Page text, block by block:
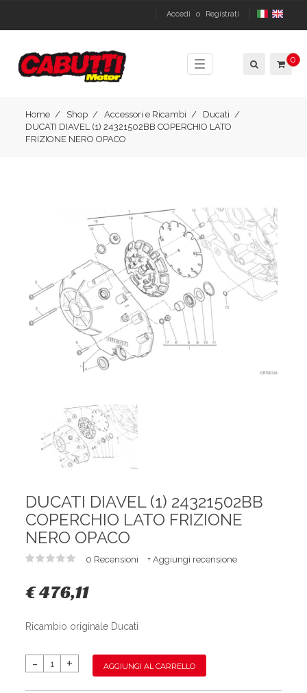
Accedi o Registrati
Toggle
navigation
0
Home Shop Accessori e Ricambi
Ducati
DUCATI DIAVEL (1) 24321502BB COPERCHIO LATO
FRIZIONE NERO OPACO
DUCATI DIAVEL (1) 24321502BB
COPERCHIO LATO FRIZIONE
NERO OPACO
0 Recensioni + Aggiungi recensione
€ 476,11
Ricambio originale Ducati
AGGIUNGI AL CARRELLO